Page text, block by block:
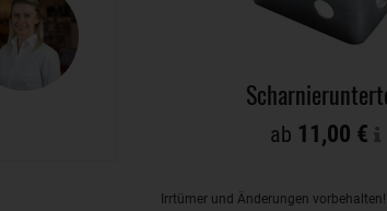
ab 11,00 €
Irrtümer und Änderungen